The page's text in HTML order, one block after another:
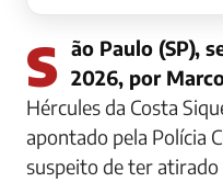
São Paulo (SP), sexta-feira, 3 de julho de 2026, por
Hércules da Costa
apontado pela Polícia
suspeito de ter